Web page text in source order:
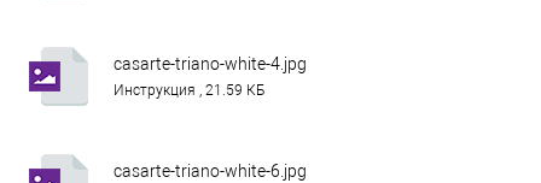
casarte-triano-white-4.jpg
Инструкция , 21.59 КБ
casarte-triano-white-6.jpg